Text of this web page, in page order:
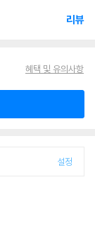
리뷰
혜택 및 유의사항
설정